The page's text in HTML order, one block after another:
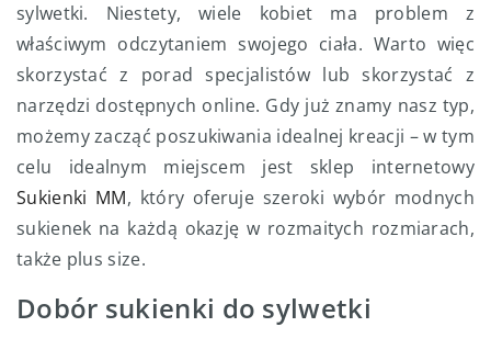
sylwetki. Niestety, wiele kobiet ma problem z
właściwym odczytaniem swojego ciała. Warto więc
skorzystać z porad specjalistów lub skorzystać z
narzędzi dostępnych online. Gdy już znamy nasz typ,
możemy zacząć poszukiwania idealnej kreacji – w tym
celu idealnym miejscem jest sklep internetowy
Sukienki MM, który oferuje szeroki wybór modnych
sukienek na każdą okazję w rozmaitych rozmiarach,
także plus size.
Dobór sukienki do sylwetki